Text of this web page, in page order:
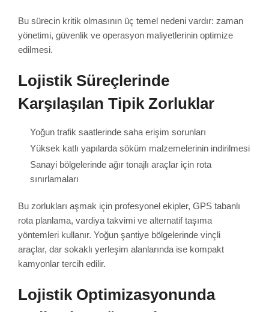
Bu sürecin kritik olmasının üç temel nedeni vardır: zaman
yönetimi, güvenlik ve operasyon maliyetlerinin optimize
edilmesi.
Lojistik Süreçlerinde
Karşılaşılan Tipik Zorluklar
Yoğun trafik saatlerinde saha erişim sorunları
Yüksek katlı yapılarda söküm malzemelerinin indirilmesi
Sanayi bölgelerinde ağır tonajlı araçlar için rota
sınırlamaları
Bu zorlukları aşmak için profesyonel ekipler, GPS tabanlı
rota planlama, vardiya takvimi ve alternatif taşıma
yöntemleri kullanır. Yoğun şantiye bölgelerinde vinçli
araçlar, dar sokaklı yerleşim alanlarında ise kompakt
kamyonlar tercih edilir.
Lojistik Optimizasyonunda